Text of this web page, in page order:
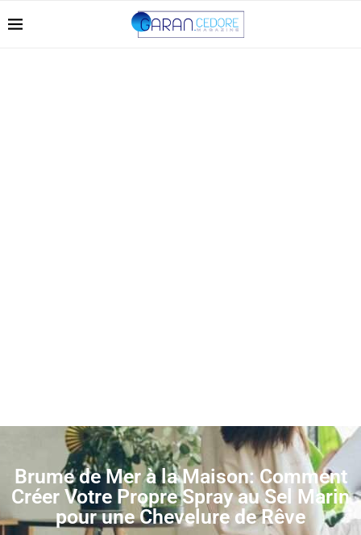
Brume de Mer à la Maison: Comment
Créer Votre Propre Spray au Sel Marin
pour une Chevelure de Rêve